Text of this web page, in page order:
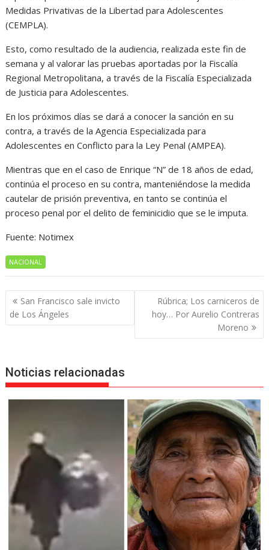
Medidas Privativas de la Libertad para Adolescentes
(CEMPLA).
Esto, como resultado de la audiencia, realizada este fin de
semana y al valorar las pruebas aportadas por la Fiscalía
Regional Metropolitana, a través de la Fiscalía Especializada
de Justicia para Adolescentes.
En los próximos días se dará a conocer la sanción en su
contra, a través de la Agencia Especializada para
Adolescentes en Conflicto para la Ley Penal (AMPEA).
Mientras que en el caso de Enrique “N” de 18 años de edad,
continúa el proceso en su contra, manteniéndose la medida
cautelar de prisión preventiva, en tanto se continúa el
proceso penal por el delito de feminicidio que se le imputa.
Fuente: Notimex
NACIONAL
Navegación
de
entradas
San Francisco sale invicto
de Los Ángeles
Rúbrica; Los carniceros de
hoy… Por Aurelio Contreras
Moreno
Noticias relacionadas